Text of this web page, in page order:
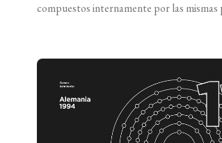
compuestos internamente por las mismas
diferencia entre los distintos elementos,
las que se observan macroscópicamente, es
cantidad de protones que [...]